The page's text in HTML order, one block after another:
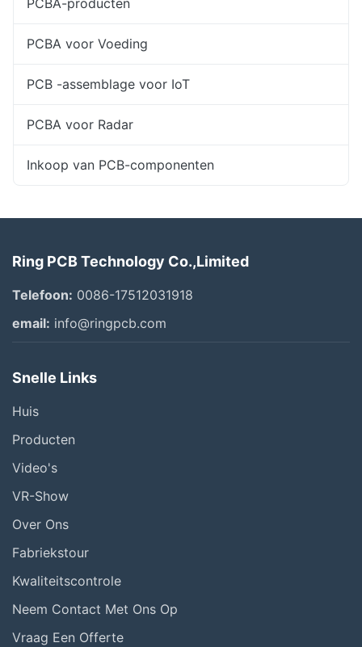
PCBA-producten
PCBA voor Voeding
PCB -assemblage voor IoT
PCBA voor Radar
Inkoop van PCB-componenten
Ring PCB Technology Co.,Limited
Telefoon: 0086-17512031918
email: info@ringpcb.com
Snelle Links
Huis
Producten
Video's
VR-Show
Over Ons
Fabriekstour
Kwaliteitscontrole
Neem Contact Met Ons Op
Vraag Een Offerte